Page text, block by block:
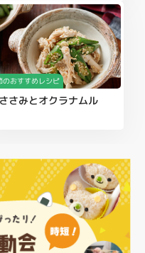
のおすすめレシピ
さみとオクラナムル